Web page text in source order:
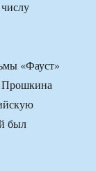
«Фауст»
Прошкина
был